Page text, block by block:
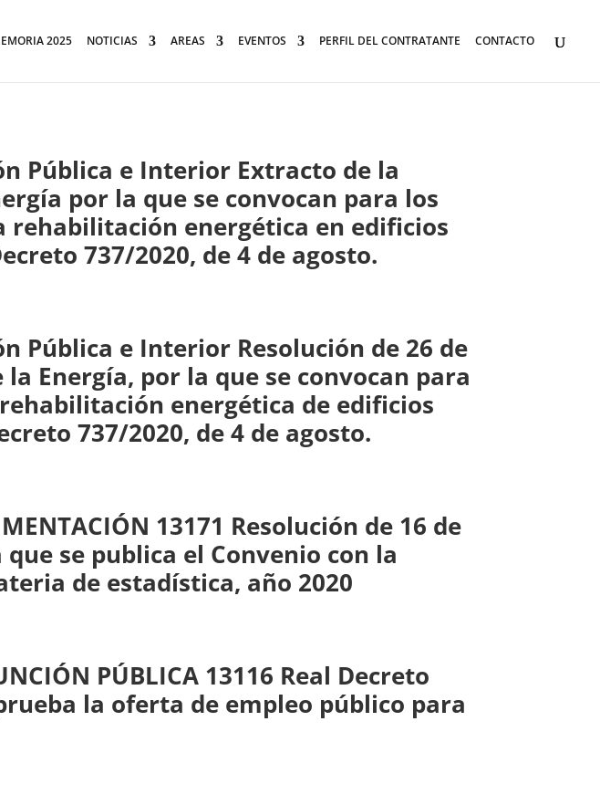
2025 NOTICIAS AREAS EVENTOS PERFIL DEL CONTRATANTE CONTACTO
Pública e Interior Extracto de la
por la que se convocan para los
rehabilitación energética en edificios
737/2020, de 4 de agosto.
Pública e Interior Resolución de 26 de
Energía, por la que se convocan para
energética de edificios
737/2020, de 4 de agosto.
13171 Resolución de 16 de
se publica el Convenio con la
de estadística, año 2020
PÚBLICA 13116 Real Decreto
la oferta de empleo público para